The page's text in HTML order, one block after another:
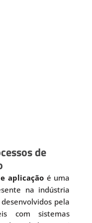
de
aplicaçãoé uma
na indústria
pela
com sistemas